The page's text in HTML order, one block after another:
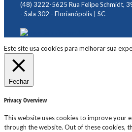
(48) 3222-5625 Rua Felipe Schmidt,
- Sala 302 - Florianópolis | SC
Este site usa cookies para melhorar sua
Fechar
Privacy Overview
This website uses cookies to improve your
through the website. Out of these cookies,